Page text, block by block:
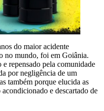
do maior acidente
no mundo, foi em Goiânia.
e repensado pela comunidade
por negligência de um
também porque elucida as
e descartado de